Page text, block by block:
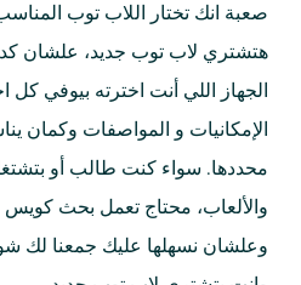
صعبة انك تختار اللاب توب
هتشتري لاب توب جديد، علشان
الجهاز اللي أنت اخترته بيوفي
الإمكانيات و المواصفات وكمان
محددها. سواء كنت طالب أو
والألعاب، محتاج تعمل بحث
وعلشان نسهلها عليك جمعنا لك